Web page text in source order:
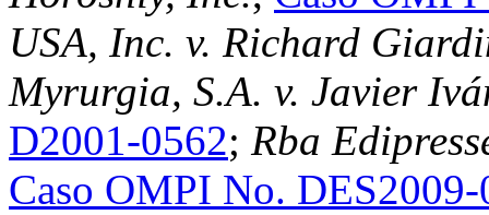
USA, Inc. v. Richard
Myrurgia, S.A. v. Javier
D2001-0562; Rba
Caso OMPI No.